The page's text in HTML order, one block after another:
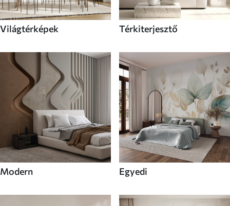
Világtérképek Térkiterjesztő
Modern Egyedi